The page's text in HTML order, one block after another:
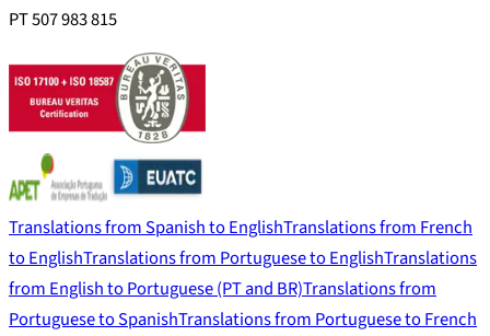
PT 507 983 815
Translations from Spanish to EnglishTranslations from French
to EnglishTranslations from Portuguese to EnglishTranslations
from English to Portuguese (PT and BR)Translations from
Portuguese to SpanishTranslations from Portuguese to French